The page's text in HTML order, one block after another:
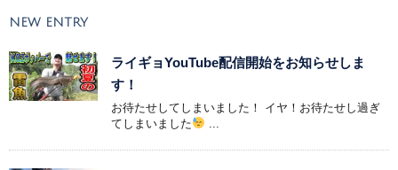
NEW ENTRY
ライギョYouTube配信開始をお知らせしま
す！
お待たせしてしまいました！ イヤ！お待たせし過ぎ
てしまいました